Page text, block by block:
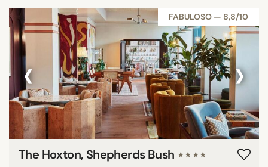
FABULOSO — 8,8/10
‹ ›
The Hoxton, Shepherds Bush ★★★★